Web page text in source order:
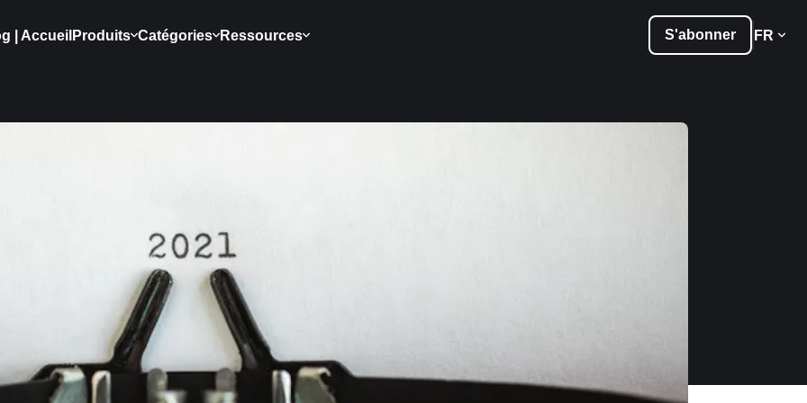
| Accueil Produits Catégories Ressources S'abonner FR